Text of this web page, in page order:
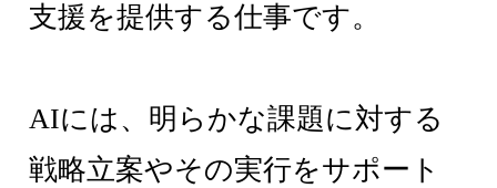
支援を提供する仕事です。
AIには、明らかな課題に対する
戦略立案やその実行をサポート